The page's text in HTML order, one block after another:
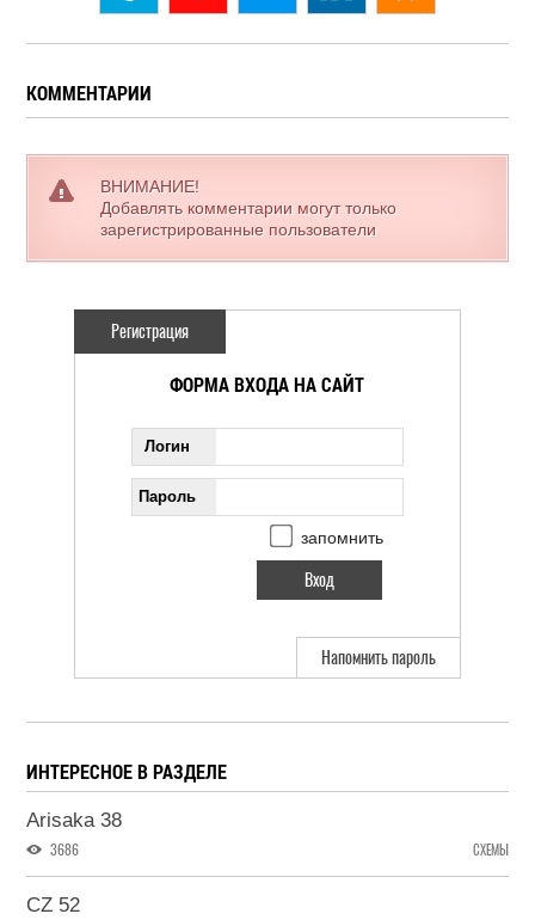
КОММЕНТАРИИ
ВНИМАНИЕ!
Добавлять комментарии могут только
зарегистрированные пользователи
Регистрация
ФОРМА ВХОДА НА САЙТ
Логин
Пароль
запомнить
Напомнить пароль
ИНТЕРЕСНОЕ В РАЗДЕЛЕ
Arisaka 38
3686 СХЕМЫ
CZ 52